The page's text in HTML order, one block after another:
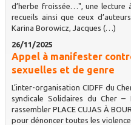
d’herbe froissée…", une lecture
recueils ainsi que ceux
Karina Borowicz, Jacques (…)
26/11/2025
Appel à manifester
sexuelles et de genre
L’inter-organisation CIDFF du
syndicale Solidaires du Cher –
rassembler PLACE CUJAS À
pour dénoncer toutes les